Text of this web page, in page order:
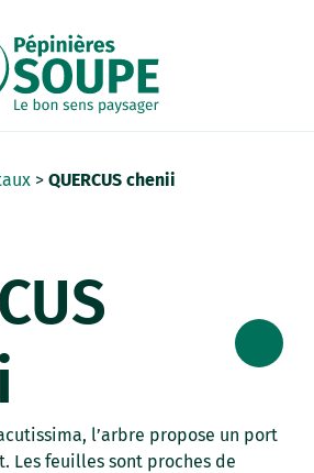
>QUERCUS chenii
l’arbre propose un port
Les feuilles sont proches de